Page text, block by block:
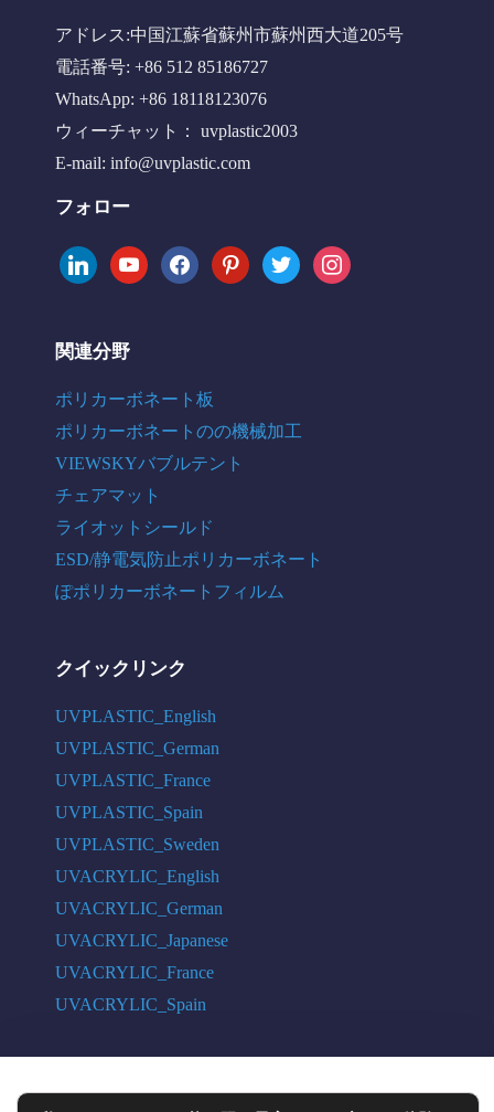
アドレス:中国江蘇省蘇州市蘇州西大道205号
電話番号: +86 512 85186727
WhatsApp: +86 18118123076
ウィーチャット： uvplastic2003
E-mail: info@uvplastic.com
フォロー
linkedinyoutubefacebookpinteresttwitter instagram
関連分野
ポリカーボネート板
ポリカーボネートのの機械加工
VIEWSKYバブルテント
チェアマット
ライオットシールド
ESD/静電気防止ポリカーボネート
ぽポリカーボネートフィルム
クイックリンク
UVPLASTIC_English
UVPLASTIC_German
UVPLASTIC_France
UVPLASTIC_Spain
UVPLASTIC_Sweden
UVACRYLIC_English
UVACRYLIC_German
UVACRYLIC_Japanese
UVACRYLIC_France
UVACRYLIC_Spain